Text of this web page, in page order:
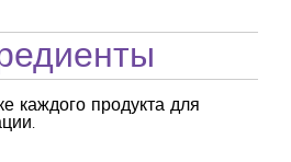
каждого продукта для